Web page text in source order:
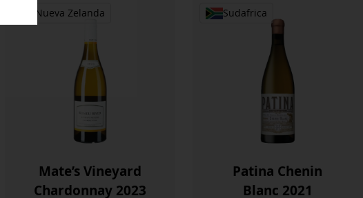
2018
Chardonnay
Nueva Zelanda
Mate’s Vineyard
Chardonnay 2023
Sudafrica
Patina Chenin
Blanc 2021